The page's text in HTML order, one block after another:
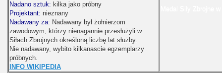
Nadano sztuk: kilka jako próbny
Projektant: nieznany
Nadawany za: Nadawany był żołnierzom
zawodowym, którzy nienagannie przesłużyli w
Siłach Zbrojnych określoną liczbę lat służby.
Nie nadawany, wybito kilkanascie egzemplarzy
próbnych.
INFO WIKIPEDIA